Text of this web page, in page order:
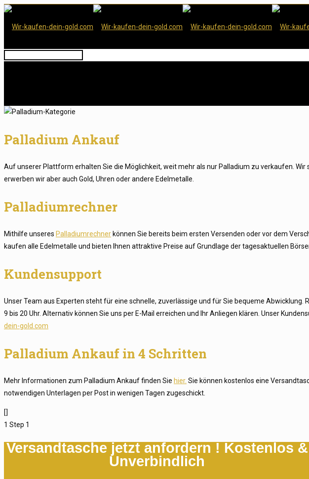
Palladium Ankauf
Auf unserer Plattform erhalten Sie die Möglichkeit, weit mehr als nur Palladium zu verkaufen.
erwerben wir aber auch Gold, Uhren oder andere Edelmetalle.
Palladiumrechner
Mithilfe unseres Palladiumrechner können Sie bereits beim ersten Versenden oder vor dem
kaufen alle Edelmetalle und bieten Ihnen attraktive Preise auf Grundlage der tagesaktuellen
Kundensupport
Unser Team aus Experten steht für eine schnelle, zuverlässige und für Sie bequeme
9 bis 20 Uhr. Alternativ können Sie uns per E-Mail erreichen und Ihr Anliegen klären. Unser
dein-gold.com
Palladium Ankauf in 4 Schritten
Mehr Informationen zum Palladium Ankauf finden Sie hier. Sie können kostenlos eine
notwendigen Unterlagen per Post in wenigen Tagen zugeschickt.
[]
1 Step 1
Versandtasche jetzt anfordern ! Kostenlos &
Unverbindlich